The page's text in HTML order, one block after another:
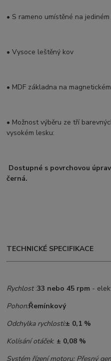
• S rameno umístěné na
• Vysoce leštěný kov
• MDF základna na
• Možnost výběru ze tří
vysokém lesku:
Dostupné s povrchovou
černá.
TECHNICKÉ SPECIFIKACE
Rychlost:33 nebo 45 rpm -
Pohon:Řemínkový
Odchylka rychlosti:± 0,1 %
Kolísání otáček: ± 0,08 %
Systém řízení motoru: Přesný